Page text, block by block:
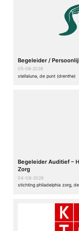
Begeleider /
05-08-2026
stellaluna, de punt (drenthe)
Begeleider Auditief –
Zorg
04-08-2026
stichting philadelphia zorg,